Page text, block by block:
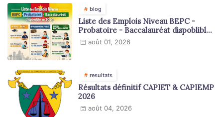
blog
Liste des Emplois Niveau BEPC -
Probatoire - Baccalauréat dispoblible
en 2026
août 01, 2026
resultats
Résultats définitif CAPIET & CAPIEMP
2026
août 04, 2026